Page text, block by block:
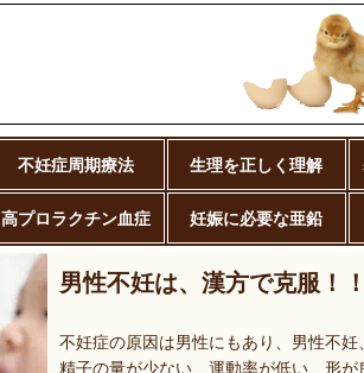
不妊症周期療法 生理を正しく理解
高プロラクチン血症 妊娠に必要な亜鉛
男性不妊は、漢方で克服！！
不妊症の原因は男性にもあり、男性不妊
精子の量が少ない、運動率が低い、形